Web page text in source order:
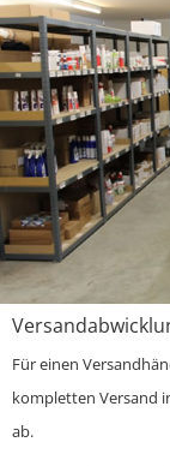
Für einen
kompletten Versand
ab.